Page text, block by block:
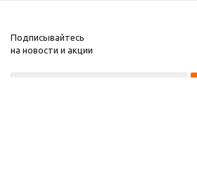
Подписывайтесь
на новости и акции